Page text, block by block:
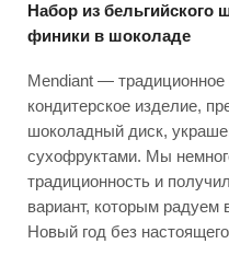
Набор из бельгийского
финики в шоколаде
Mendiant —
кондитерское изделие,
шоколадный диск,
сухофруктами. Мы
традиционность и
вариант, которым радуем
Новый год без